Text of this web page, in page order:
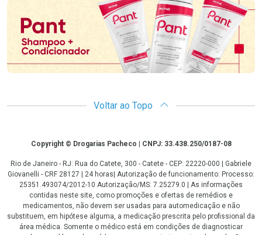
Voltar ao Topo
CopyrightCopyright © Drogarias Pacheco | CNPJ: 33.438.250/0187-08
Rio de Janeiro - RJ: Rua do Catete, 300 - Catete - CEP: 22220-000 | Gabriele
Giovanelli - CRF 28127 | 24 horas| Autorização de funcionamento: Processo:
25351.493074/2012-10 Autorização/MS: 7.25279.0 | As informações
contidas neste site, como promoções e ofertas de remédios e
medicamentos, não devem ser usadas para automedicação e não
substituem, em hipótese alguma, a medicação prescrita pelo profissional da
área médica. Somente o médico está em condições de diagnosticar